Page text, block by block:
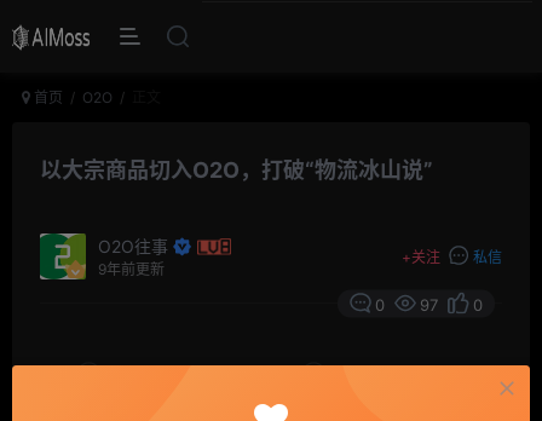
首页 O2O
以大宗商品切入O2O，打破“物流冰山说”
O2O往事
9年前更新
+关注 私信
0 97 0
匹配的核心在于货物；③将企业和司机直接对接能够降低